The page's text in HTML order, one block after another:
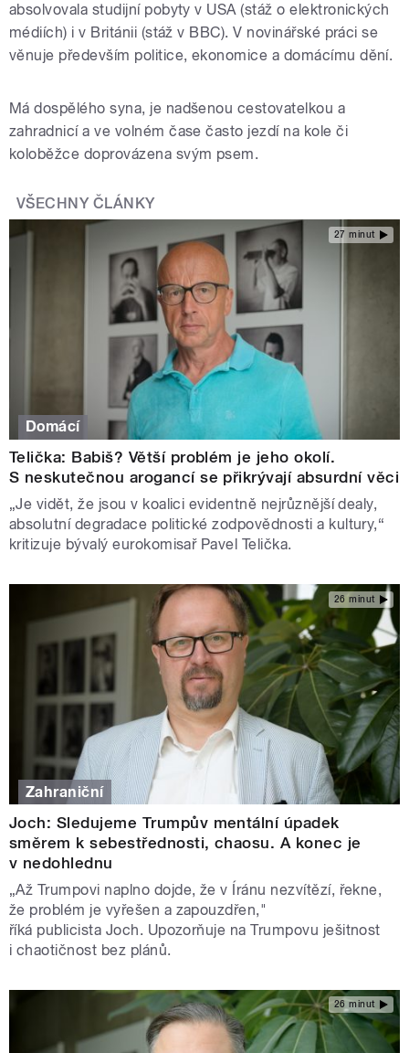
absolvovala studijní pobyty v USA (stáž o elektronických
médiích) i v Británii (stáž v BBC). V novinářské práci se
věnuje především politice, ekonomice a domácímu dění.
Má dospělého syna, je nadšenou cestovatelkou a
zahradnicí a ve volném čase často jezdí na kole či
koloběžce doprovázena svým psem.
VŠECHNY ČLÁNKY
27 minut
Domácí
Telička: Babiš? Větší problém je jeho okolí.
S neskutečnou arogancí se přikrývají absurdní věci
„Je vidět, že jsou v koalici evidentně nejrůznější dealy,
absolutní degradace politické zodpovědnosti a kultury,“
kritizuje bývalý eurokomisař Pavel Telička.
26 minut
Zahraniční
Joch: Sledujeme Trumpův mentální úpadek
směrem k sebestřednosti, chaosu. A konec je
v nedohlednu
„Až Trumpovi naplno dojde, že v Íránu nezvítězí, řekne,
že problém je vyřešen a zapouzdřen,"
říká publicista Joch. Upozorňuje na Trumpovu ješitnost
i chaotičnost bez plánů.
26 minut